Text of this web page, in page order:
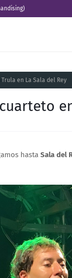
en La Sala del Rey
hasta Sala del